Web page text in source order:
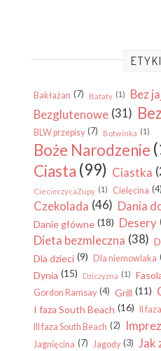
Bakłażan (7) Bataty (1) Bez
Bezglutenowe (31)
BLW przepisy (7) Botwinka (1)
Boże Narodzenie
Ciasta (99) Ciastka
CiecierzycaZupy (1) Cielęcina (4)
Czekolada (46) Dania
Danie główne (18) Desery
Dieta bezmleczna (38)
Dla dzieci (9) Dla niemowlaka
Dynia (15) Dziczyzna (1)
Gordon Ramsay (4) Grill (11)
I faza South Beach (16) II
III faza South Beach (2)
Jagnięcina (7) Jagody (3) Jak